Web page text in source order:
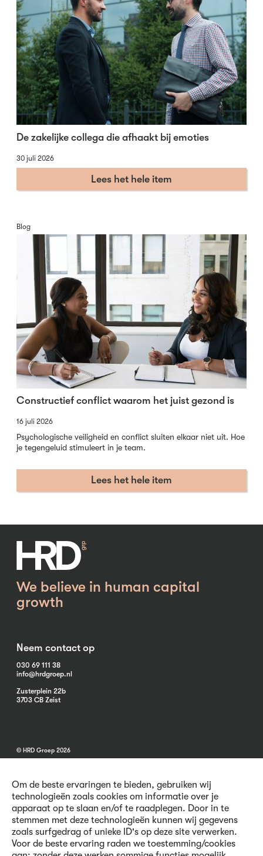
Om de beste ervaringen te bieden, gebruiken wij
technologieën zoals cookies om informatie over je
apparaat op te slaan en/of te raadplegen. Door in te
stemmen met deze technologieën kunnen wij gegevens
zoals surfgedrag of unieke ID's op deze site verwerken.
Voor de beste ervaring raden we toestemming/cookies
De zakelijke collega die afhaakt bij emoties
30 juli 2026
Lees het hele item
Blog
Constructief conflict waarom het juist gezond is
16 juli 2026
Psychologische veiligheid en conflict sluiten elkaar niet uit. Hoe
je tegengeluid stimuleert in je team.
Lees het hele item
We believe in human capital
growth
Neem contact op
030 69 111 38
info@hrdgroep.nl
Zusterplein 22b
3703 CB Zeist
© HRD Groep 2026
Algemene informatie
Contact